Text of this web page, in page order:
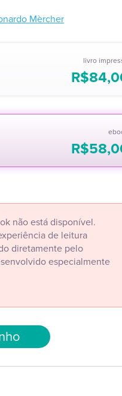
Mèrcher
livro
R$
R$
não está disponível.
de leitura
diretamente pelo
especialmente